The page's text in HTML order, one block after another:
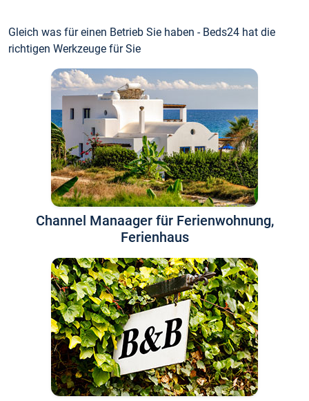
Gleich was für einen Betrieb Sie haben - Beds24 hat die
richtigen Werkzeuge für Sie
Channel Manaager für Ferienwohnung,
Ferienhaus